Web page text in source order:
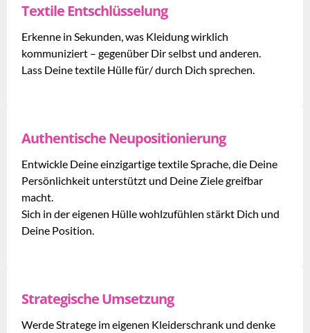
Textile Entschlüsselung
Erkenne in Sekunden, was Kleidung wirklich
kommuniziert – gegenüber Dir selbst und anderen.
Lass Deine textile Hülle für/ durch Dich sprechen.
Authentische Neupositionierung
Entwickle Deine einzigartige textile Sprache, die Deine
Persönlichkeit unterstützt und Deine Ziele greifbar
macht.
Sich in der eigenen Hülle wohlzufühlen stärkt Dich und
Deine Position.
Strategische Umsetzung
Werde Stratege im eigenen Kleiderschrank und denke